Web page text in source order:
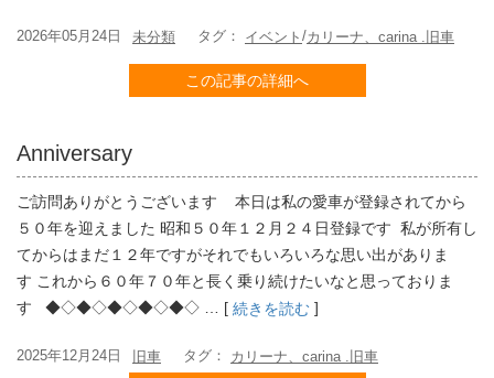
2026年05月24日 未分類 タグ： イベント /カリーナ、carina .旧車
この記事の詳細へ
Anniversary
ご訪問ありがとうございます 本日は私の愛車が登録されてから
５０年を迎えました 昭和５０年１２月２４日登録です 私が所有し
てからはまだ１２年ですがそれでもいろいろな思い出がありま
す これから６０年７０年と長く乗り続けたいなと思っておりま
す ◆◇◆◇◆◇◆◇◆◇ … [ 続きを読む ]
2025年12月24日 旧車 タグ： カリーナ、carina .旧車